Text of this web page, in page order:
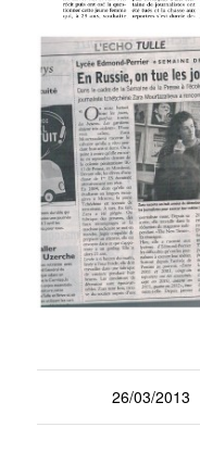
26/03/2013
/